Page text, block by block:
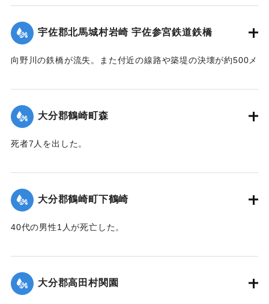
｜固有コード:
｜固有コード:00481072
｜固有コード:
宇佐郡北馬城村岩崎 宇佐参宮鉄道鉄橋
向野川の鉄橋が流失。また付近の線路や築堤の決壊が約500メ
｜固有コード:
大分郡鶴崎町森
死者7人を出した。
｜固有コード:00481068
大分郡鶴崎町下鶴崎
40代の男性1人が死亡した。
｜固有コード:00481069
大分郡高田村関園